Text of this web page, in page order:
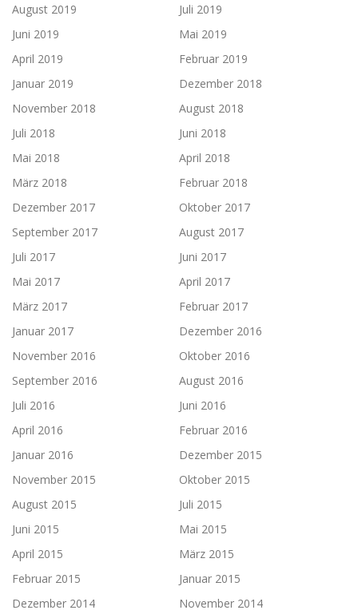
August 2019
Juli 2019
Juni 2019
Mai 2019
April 2019
Februar 2019
Januar 2019
Dezember 2018
November 2018
August 2018
Juli 2018
Juni 2018
Mai 2018
April 2018
März 2018
Februar 2018
Dezember 2017
Oktober 2017
September 2017
August 2017
Juli 2017
Juni 2017
Mai 2017
April 2017
März 2017
Februar 2017
Januar 2017
Dezember 2016
November 2016
Oktober 2016
September 2016
August 2016
Juli 2016
Juni 2016
April 2016
Februar 2016
Januar 2016
Dezember 2015
November 2015
Oktober 2015
August 2015
Juli 2015
Juni 2015
Mai 2015
April 2015
März 2015
Februar 2015
Januar 2015
Dezember 2014
November 2014